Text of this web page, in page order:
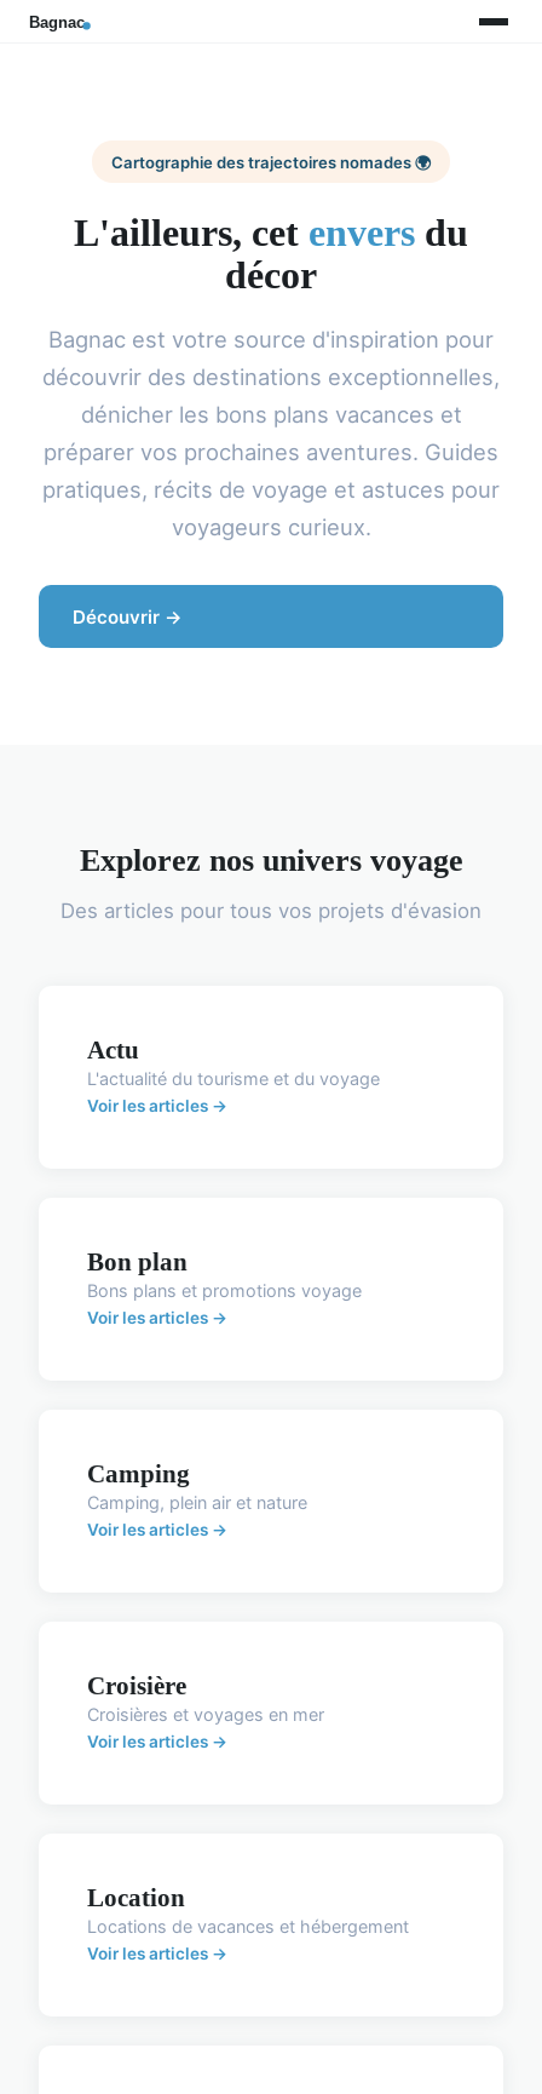
Cartographie des trajectoires nomades 🌍
L'ailleurs, cet envers du
décor
Bagnac est votre source d'inspiration pour
découvrir des destinations exceptionnelles,
dénicher les bons plans vacances et
préparer vos prochaines aventures. Guides
pratiques, récits de voyage et astuces pour
voyageurs curieux.
Découvrir →
Explorez nos univers voyage
Des articles pour tous vos projets d'évasion
Actu
L'actualité du tourisme et du voyage
Voir les articles →
Bon plan
Bons plans et promotions voyage
Voir les articles →
Camping
Camping, plein air et nature
Voir les articles →
Croisière
Croisières et voyages en mer
Voir les articles →
Location
Locations de vacances et hébergement
Voir les articles →